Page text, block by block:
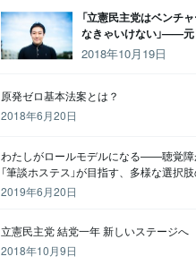
「立憲民主党はベンチ
なきゃいけない」——元
年」の起業家が政治家に
2018年10月19日
原発ゼロ基本法案とは？
2018年6月20日
わたしがロールモデルになる——聴覚障
「筆談ホステス」が目指す、多様な選択
会
2019年6月20日
立憲民主党 結党一年 新しいステージへ
2018年10月9日